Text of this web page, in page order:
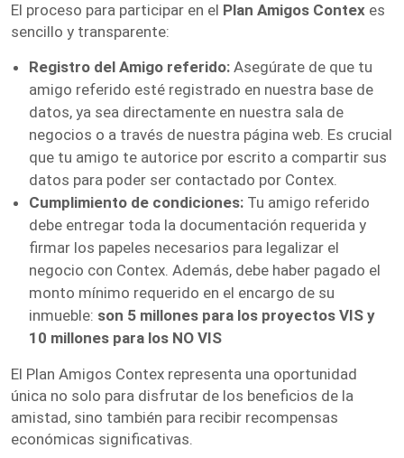
El proceso para participar en el Plan Amigos Contex es
sencillo y transparente:
Registro del Amigo referido: Asegúrate de que tu
amigo referido esté registrado en nuestra base de
datos, ya sea directamente en nuestra sala de
negocios o a través de nuestra página web. Es crucial
que tu amigo te autorice por escrito a compartir sus
datos para poder ser contactado por Contex.
Cumplimiento de condiciones: Tu amigo referido
debe entregar toda la documentación requerida y
firmar los papeles necesarios para legalizar el
negocio con Contex. Además, debe haber pagado el
monto mínimo requerido en el encargo de su
inmueble: son 5 millones para los proyectos VIS y
10 millones para los NO VIS
El Plan Amigos Contex representa una oportunidad
única no solo para disfrutar de los beneficios de la
amistad, sino también para recibir recompensas
económicas significativas.